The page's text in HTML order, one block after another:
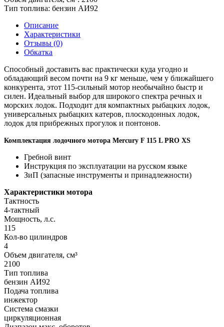
Тип топлива: бензин АИ92
Описание
Характеристики
Отзывы (0)
Обкатка
Способный доставить вас практически куда угодно и
обладающий весом почти на 9 кг меньше, чем у ближайшего
конкурента, этот 115-сильный мотор необычайно быстр и
силен. Идеальный выбор для широкого спектра речных и
морских лодок. Подходит для компактных рыбацких лодок,
универсальных рыбацких катеров, плоскодонных лодок,
лодок для прибрежных прогулок и понтонов.
Комплектация лодочного мотора Mercury F 115 L PRO XS
Гребной винт
Инструкция по эксплуатации на русском языке
ЗиП (запасные инструменты и принадлежности)
Характеристики мотора
Тактность
4-тактный
Мощность, л.с.
115
Кол-во цилиндров
4
Объем двигателя, см³
2100
Тип топлива
бензин АИ92
Подача топлива
инжектор
Система смазки
циркуляционная